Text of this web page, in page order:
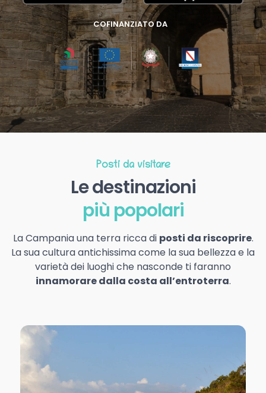
COFINANZIATO DA
Posti da visitare
Le destinazioni
più popolari
La Campania una terra ricca di posti da riscoprire.
La sua cultura antichissima come la sua bellezza e la
varietà dei luoghi che nasconde ti faranno
innamorare dalla costa all’entroterra.